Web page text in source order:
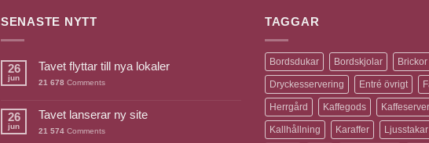
SENASTE NYTT
26
jun
Tavet flyttar till nya lokaler
21 678 Comments
26
jun
Tavet lanserar ny site
21 574 Comments
TAGGAR
Bordsdukar Bordskjolar Brickor
Dryckesservering Entré övrigt
Herrgård Kaffegods
Kallhållning Karaffer Ljusstakar